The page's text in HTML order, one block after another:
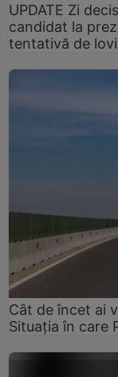
UPDATE Zi
candidat la
tentativă de
Cât de încet ai
Situația în care